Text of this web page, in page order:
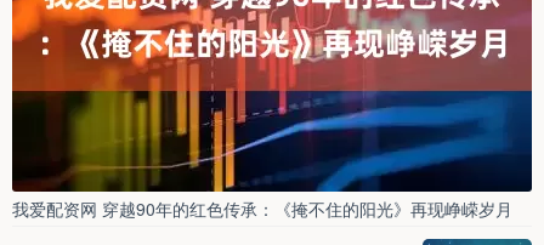
我爱配资网 穿越90年的红色传承：《掩不住的阳光》再现峥嵘岁月